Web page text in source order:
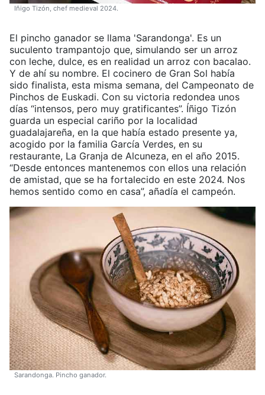
Iñigo Tizón, chef medieval 2024.
El pincho ganador se llama 'Sarandonga'. Es un
suculento trampantojo que, simulando ser un arroz
con leche, dulce, es en realidad un arroz con bacalao.
Y de ahí su nombre. El cocinero de Gran Sol había
sido finalista, esta misma semana, del Campeonato de
Pinchos de Euskadi. Con su victoria redondea unos
días “intensos, pero muy gratificantes”. Íñigo Tizón
guarda un especial cariño por la localidad
guadalajareña, en la que había estado presente ya,
acogido por la familia García Verdes, en su
restaurante, La Granja de Alcuneza, en el año 2015.
“Desde entonces mantenemos con ellos una relación
de amistad, que se ha fortalecido en este 2024. Nos
hemos sentido como en casa”, añadía el campeón.
Sarandonga. Pincho ganador.